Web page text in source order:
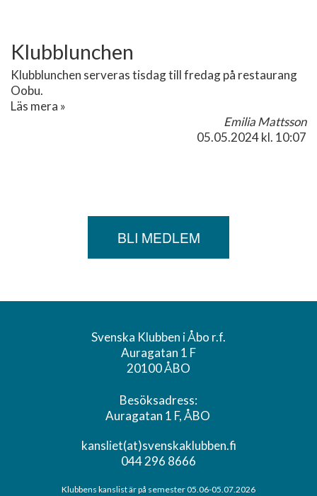
Klubblunchen
Klubblunchen serveras tisdag till fredag på restaurang
Oobu.
Läs mera »
Emilia Mattsson
05.05.2024kl. 10:07
BLI MEDLEM
Svenska Klubben i Åbo r.f.
Auragatan 1 F
20100 ÅBO
Besöksadress:
Auragatan 1 F, ÅBO
kansliet(at)svenskaklubben.fi
044 296 8666
Klubbens kanslist är på semester 05.06-05.07.2026